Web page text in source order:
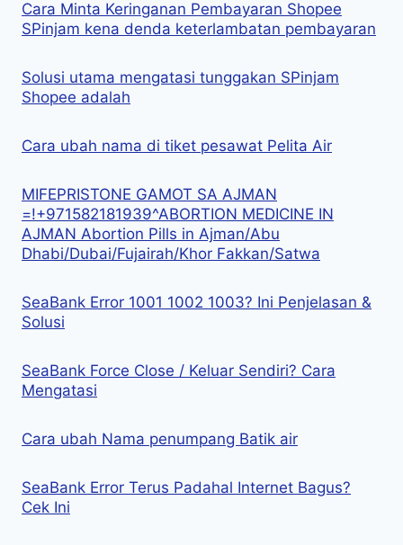
Cara Minta Keringanan Pembayaran Shopee
SPinjam kena denda keterlambatan pembayaran
Solusi utama mengatasi tunggakan SPinjam
Shopee adalah
Cara ubah nama di tiket pesawat Pelita Air
MIFEPRISTONE GAMOT SA AJMAN
=!+971582181939^ABORTION MEDICINE IN
AJMAN Abortion Pills in Ajman/Abu
Dhabi/Dubai/Fujairah/Khor Fakkan/Satwa
SeaBank Error 1001 1002 1003? Ini Penjelasan &
Solusi
SeaBank Force Close / Keluar Sendiri? Cara
Mengatasi
Cara ubah Nama penumpang Batik air
SeaBank Error Terus Padahal Internet Bagus?
Cek Ini